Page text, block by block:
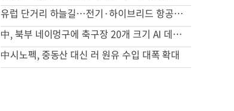
유럽 단거리 하늘길…전기·하이브리드 항공기 시대 오나
中, 북부 네이멍구에 축구장 20개 크기 AI 데이터센터 가동
中시노펙, 중동산 대신 러 원유 수입 대폭 확대